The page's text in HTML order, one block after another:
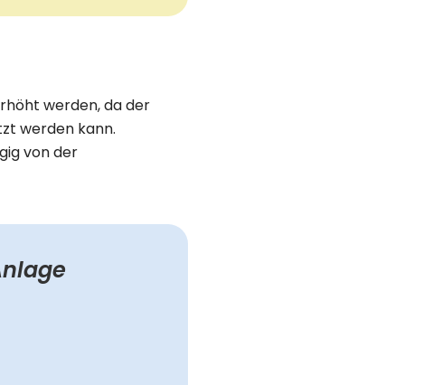
werden, da der
werden kann.
von der